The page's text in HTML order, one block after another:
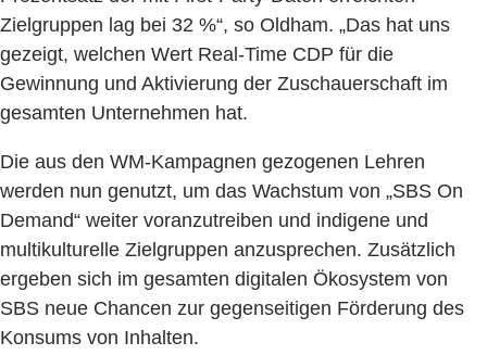
Zielgruppen lag bei 32 %“, so Oldham. „Das hat uns
gezeigt, welchen Wert Real-Time CDP für die
Gewinnung und Aktivierung der Zuschauerschaft im
gesamten Unternehmen hat.
Die aus den WM-Kampagnen gezogenen Lehren
werden nun genutzt, um das Wachstum von „SBS On
Demand“ weiter voranzutreiben und indigene und
multikulturelle Zielgruppen anzusprechen. Zusätzlich
ergeben sich im gesamten digitalen Ökosystem von
SBS neue Chancen zur gegenseitigen Förderung des
Konsums von Inhalten.